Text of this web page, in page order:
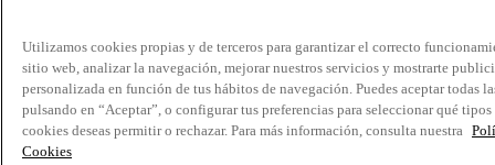
Utilizamos cookies propias y de terceros para garantizar el correcto
sitio web, analizar la navegación, mejorar nuestros servicios y mostrarte
personalizada en función de tus hábitos de navegación. Puedes aceptar todas
pulsando en “Aceptar”, o configurar tus preferencias para seleccionar qué tipos
cookies deseas permitir o rechazar. Para más información, consulta nuestra
Cookies